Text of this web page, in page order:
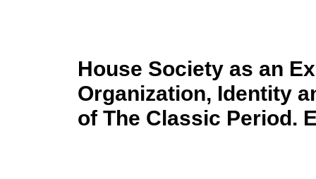
House Society as an
Organization, Identity
of The Classic Period.